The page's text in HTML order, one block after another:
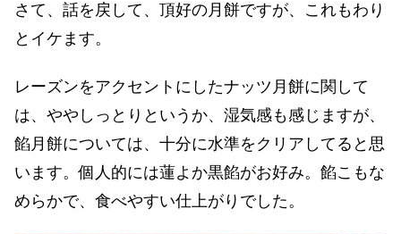
さて、話を戻して、頂好の月餅ですが、これもわり
とイケます。
レーズンをアクセントにしたナッツ月餅に関して
は、ややしっとりというか、湿気感も感じますが、
餡月餅については、十分に水準をクリアしてると思
います。個人的には蓮よか黒餡がお好み。餡こもな
めらかで、食べやすい仕上がりでした。